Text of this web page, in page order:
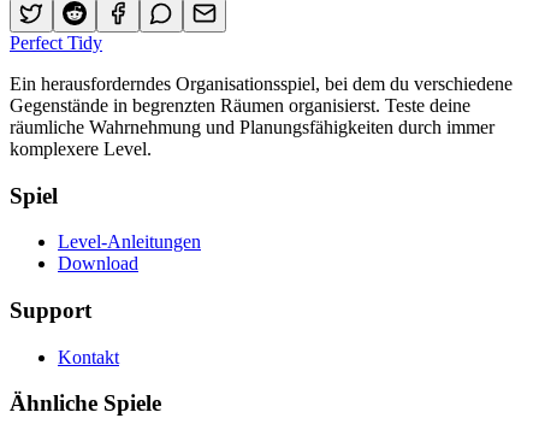
Perfect Tidy
Ein herausforderndes Organisationsspiel, bei dem du verschiedene
Gegenstände in begrenzten Räumen organisierst. Teste deine
räumliche Wahrnehmung und Planungsfähigkeiten durch immer
komplexere Level.
Spiel
Level-Anleitungen
Download
Support
Kontakt
Ähnliche Spiele